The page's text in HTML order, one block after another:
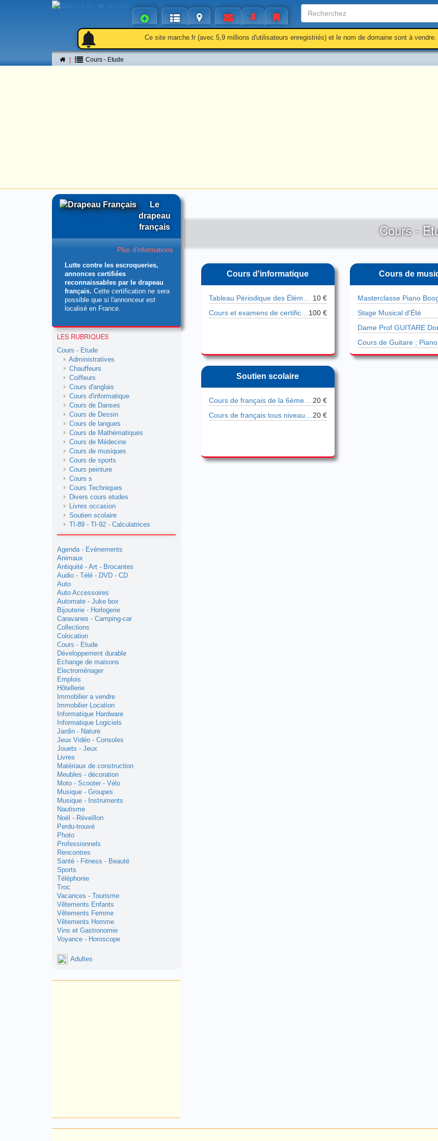
notifications
notifications Ce site marche.fr (avec 5,9 millions d'utilisateurs enregistriés) et le nom de domaine sont à
Cours - Etude
Cours -
Cours d'informatique
10 €
100 €
Cours et examens de certification
Cours de
Stage Musical d'Été
Soutien scolaire
20 €
Cours de français de la 6ème à bac+5
20 €
Le
drapeau
français
Plus d'informations
Lutte contre les escroqueries,
annonces certifiées
reconnaissables par le drapeau
français. Cette certification ne sera
possible que si l'annonceur est
localisé en France.
LES RUBRIQUES
Cours - Etude
Administratives
Chauffeurs
Coiffeurs
Cours d'anglais
Cours d'informatique
Cours de Danses
Cours de Dessin
Cours de langues
Cours de Mathématiques
Cours de Médecine
Cours de musiques
Cours de sports
Cours peinture
Cours s
Cours Techniques
Divers cours etudes
Livres occasion
Soutien scolaire
TI-89 - TI-92 - Calculatrices
Agenda - Evènements
Animaux
Antiquité - Art - Brocantes
Audio - Télé - DVD - CD
Auto
Auto Accessoires
Automate - Juke box
Bijouterie - Horlogerie
Caravanes - Camping-car
Collections
Colocation
Cours - Etude
Développement durable
Echange de maisons
Electroménager
Emplois
Hôtellerie
Immobilier a vendre
Immobilier Location
Informatique Hardware
Informatique Logiciels
Jardin - Nature
Jeux Vidéo - Consoles
Jouets - Jeux
Livres
Matériaux de construction
Meubles - décoration
Moto - Scooter - Vélo
Musique - Groupes
Musique - Instruments
Nautisme
Noël - Réveillon
Perdu-trouvé
Photo
Professionnels
Rencontres
Santé - Fitness - Beauté
Sports
Téléphonie
Troc
Vacances - Tourisme
Vêtements Enfants
Vêtements Femme
Vêtements Homme
Vins et Gastronomie
Voyance - Horoscope
Adultes